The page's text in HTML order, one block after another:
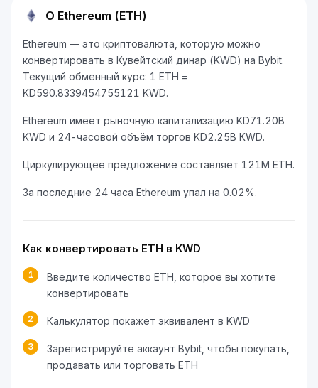
О Ethereum (ETH)
Ethereum — это криптовалюта, которую можно
конвертировать в Кувейтский динар (KWD) на Bybit.
Текущий обменный курс: 1 ETH =
KD590.8339454755121 KWD.
Ethereum имеет рыночную капитализацию KD71.20B
KWD и 24-часовой объём торгов KD2.25B KWD.
Циркулирующее предложение составляет 121M ETH.
За последние 24 часа Ethereum упал на 0.02%.
Как конвертировать ETH в KWD
1
Введите количество ETH, которое вы хотите
конвертировать
2 Калькулятор покажет эквивалент в KWD
3
Зарегистрируйте аккаунт Bybit, чтобы покупать,
продавать или торговать ETH